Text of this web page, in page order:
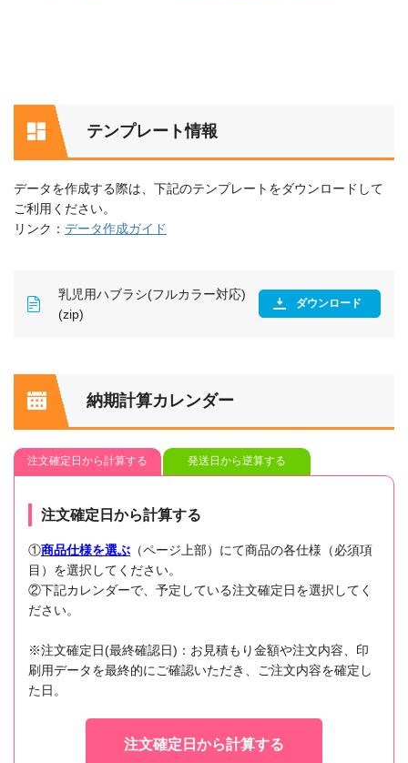
テンプレート情報
データを作成する際は、下記のテンプレートをダウンロードして
ご利用ください。
リンク： データ作成ガイド
乳児用ハブラシ(フルカラー対応)
(zip)
ダウンロード
納期計算カレンダー
注文確定日から計算する 発送日から逆算する
注文確定日から計算する
①商品仕様を選ぶ （ページ上部）にて商品の各仕様（必須項
目）を選択してください。
②下記カレンダーで、予定している注文確定日を選択してく
ださい。
※注文確定日(最終確認日)：お見積もり金額や注文内容、印
刷用データを最終的にご確認いただき、ご注文内容を確定し
た日。
注文確定日から計算する